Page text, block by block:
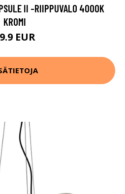
II -RIIPPUVALO 4000K
KROMI
EUR